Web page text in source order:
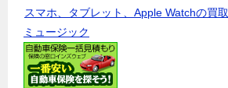
スマホ、タブレット、Apple Watchの買取
ミュージック